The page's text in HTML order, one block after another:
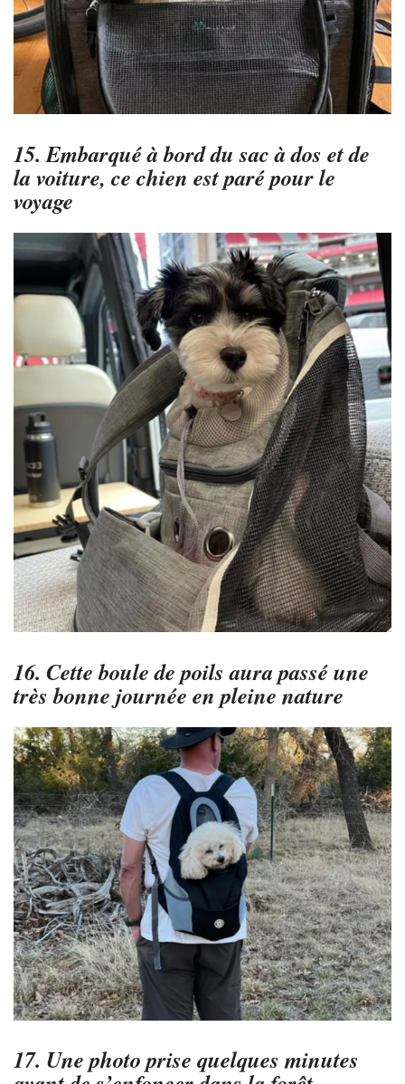
15. Embarqué à bord du sac à dos et de
la voiture, ce chien est paré pour le
voyage
16. Cette boule de poils aura passé une
très bonne journée en pleine nature
17. Une photo prise quelques minutes